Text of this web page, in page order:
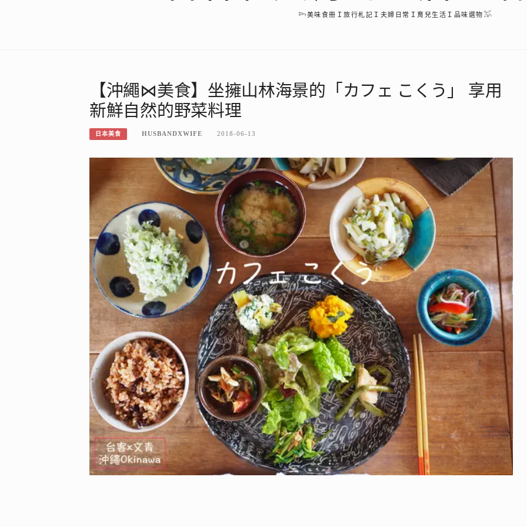
𓆸美味食冊Ｉ旅行札記Ｉ夫婦日常Ｉ育兒生活Ｉ品味選物𓅮
【沖繩⋈美食】坐擁山林海景的「カフェ こくう」 享用
新鮮自然的野菜料理
日本美食 HUSBANDXWIFE 2018-06-13